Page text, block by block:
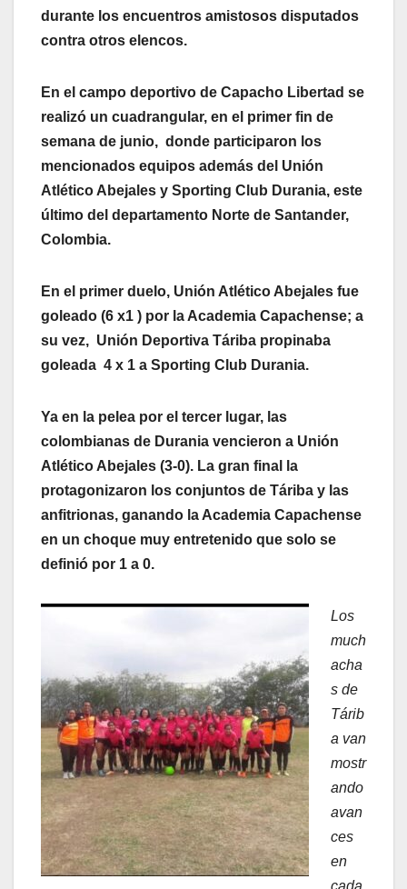
durante los encuentros amistosos disputados
contra otros elencos.
En el campo deportivo de Capacho Libertad se
realizó un cuadrangular, en el primer fin de
semana de junio, donde participaron los
mencionados equipos además del Unión
Atlético Abejales y Sporting Club Durania, este
último del departamento Norte de Santander,
Colombia.
En el primer duelo, Unión Atlético Abejales fue
goleado (6 x1 ) por la Academia Capachense; a
su vez, Unión Deportiva Táriba propinaba
goleada 4 x 1 a Sporting Club Durania.
Ya en la pelea por el tercer lugar, las
colombianas de Durania vencieron a Unión
Atlético Abejales (3-0). La gran final la
protagonizaron los conjuntos de Táriba y las
anfitrionas, ganando la Academia Capachense
en un choque muy entretenido que solo se
definió por 1 a 0.
Los
much
acha
s de
Tárib
a van
mostr
ando
avan
ces
en
cada